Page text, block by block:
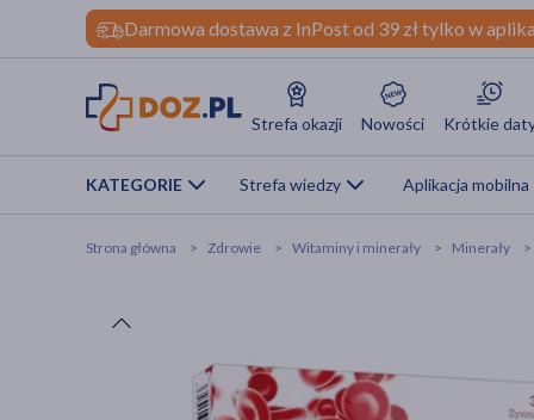
Darmowa dostawa z InPost od 39 zł tylko w
Strefa okazji Nowości Krótkie
KATEGORIE Strefa wiedzy Aplikacja mobilna
Strona główna Zdrowie Witaminy i minerały Minerały